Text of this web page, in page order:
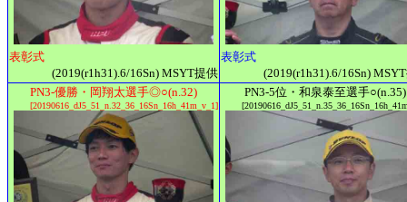
表彰式
(2019(r1h31).6/16Sn) MSYT提供
表彰式
(2019(r1h31).6/16Sn)
PN3-優勝・岡翔太選手◎○(n.32)
[20190616_dJ5_51_n.32_36_16Sn_16h_41m_v_1]
PN3-5位・和泉泰至選手○(n.35)